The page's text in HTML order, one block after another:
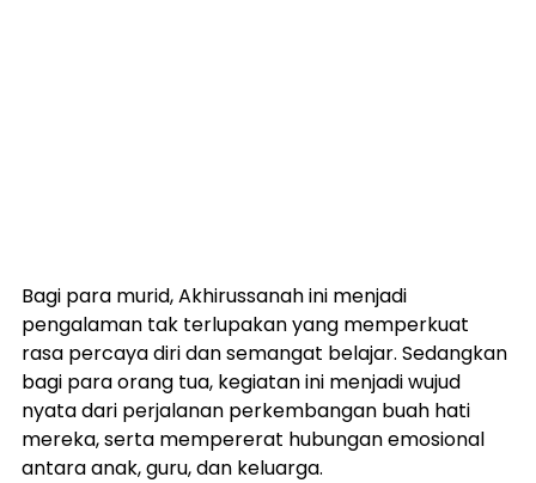
Bagi para murid, Akhirussanah ini menjadi
pengalaman tak terlupakan yang memperkuat
rasa percaya diri dan semangat belajar. Sedangkan
bagi para orang tua, kegiatan ini menjadi wujud
nyata dari perjalanan perkembangan buah hati
mereka, serta mempererat hubungan emosional
antara anak, guru, dan keluarga.